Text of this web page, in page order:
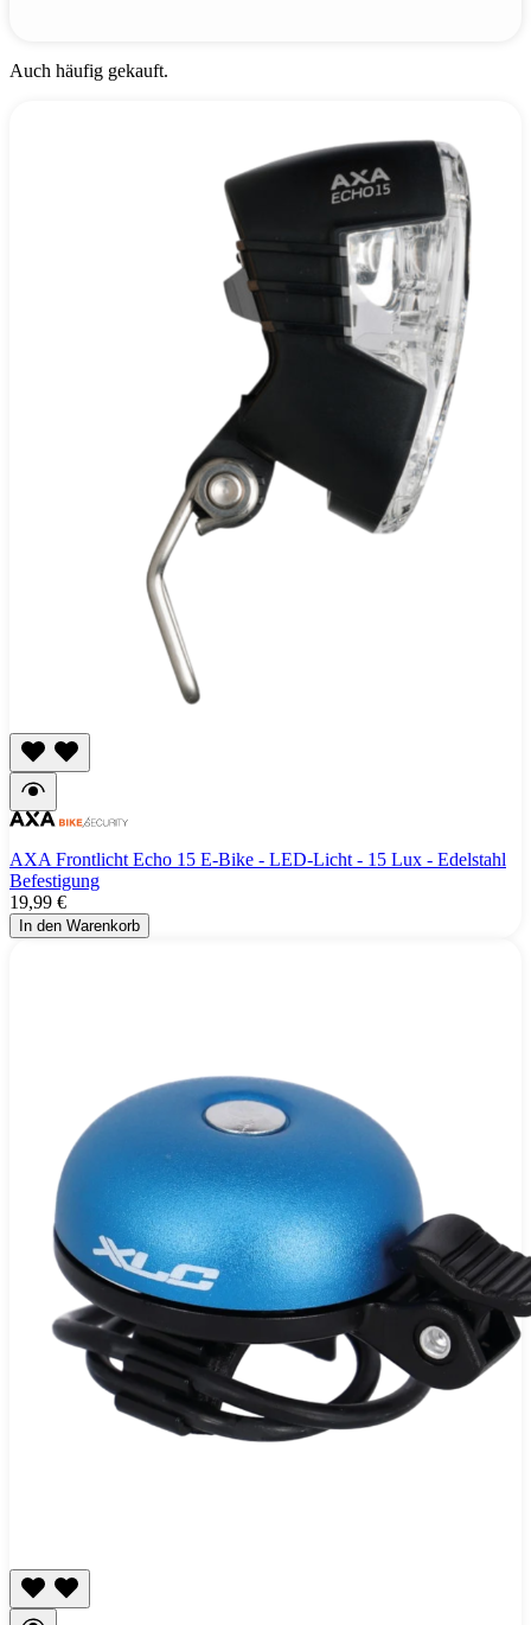
Auch häufig gekauft.
AXA Frontlicht Echo 15 E-Bike - LED-Licht - 15 Lux - Edelstahl
Befestigung
19,99 €
In den Warenkorb